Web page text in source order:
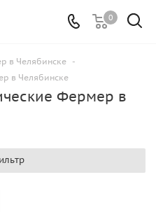
0
в Челябинске
-
в Челябинске
Фермер в